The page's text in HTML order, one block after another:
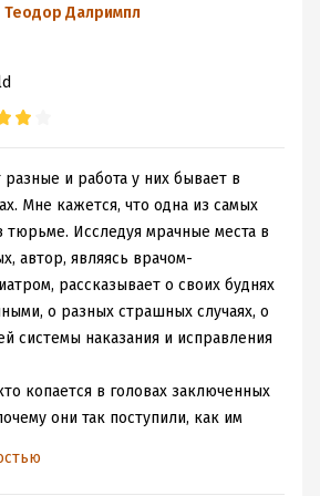
всем подряд. Знаете этот
конца поездки. И этот дед
И если поначалу он кажется
и ты понимаешь, какую большую
с тобой заговорить. Но
Деда понесло. В вагоне
А вам ехать ещё несколько
единственная электричка до вашей
просто улыбаться и кивать
такого вида удовольствие чтение
по теме и нет. И он постоянно
от темы к теме, например,
своем выступлении в суде суде,
тюремного
Теодор Далримпл
и работа у них бывает в
Мне кажется, что одна из самых
тюрьме. Исследуя мрачные места в
автор, являясь врачом-
рассказывает о своих буднях
о разных страшных случаях, о
системы наказания и исправления
копается в головах заключенных
они так поступили, как им